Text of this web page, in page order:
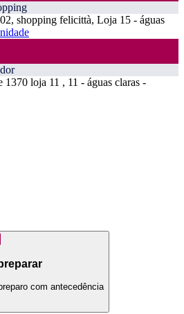
shopping felicittà, Loja 15 - águas
1370 loja 11 , 11 - águas claras -
com antecedência